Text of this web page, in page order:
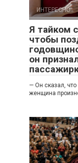
ИНТЕРЕСНО
Я тайком
чтобы
он
— Он сказал,
женщина